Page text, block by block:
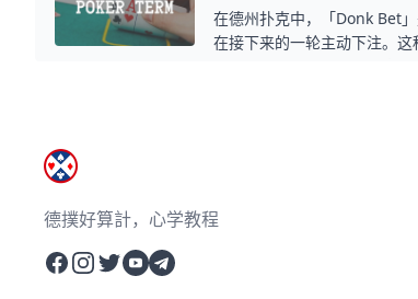
在德州扑克中，「Donk Bet
在接下来的一轮主动下注。
德撲好算計，心学教程
Facebook
Instagram
Twitter
YouTube
Telegram